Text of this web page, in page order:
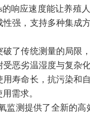
的响应速度能让养殖
强，支持多种集成
了传统测量的局限
恶劣温湿度与复杂
寿命长，抗污染和
需求。
测提供了全新的高